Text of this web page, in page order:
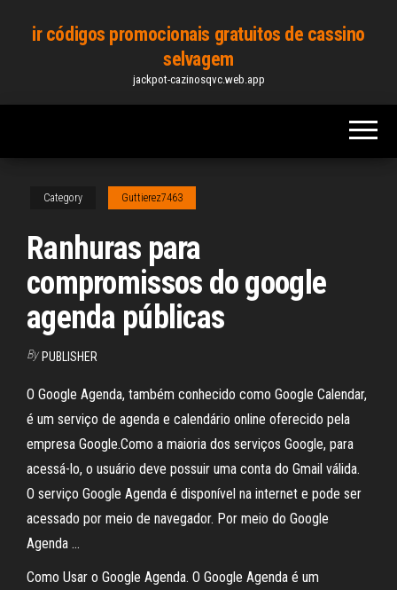
ir códigos promocionais gratuitos de cassino
selvagem
jackpot-cazinosqvc.web.app
Category Guttierez7463
Ranhuras para
compromissos do google
agenda públicas
By PUBLISHER
O Google Agenda, também conhecido como Google Calendar,
é um serviço de agenda e calendário online oferecido pela
empresa Google.Como a maioria dos serviços Google, para
acessá-lo, o usuário deve possuir uma conta do Gmail válida.
O serviço Google Agenda é disponível na internet e pode ser
acessado por meio de navegador. Por meio do Google
Agenda …
Como Usar o Google Agenda. O Google Agenda é um